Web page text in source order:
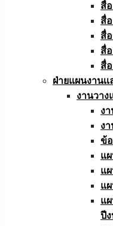
สื่
สื่
สื่
สื่
สื่
ฝ่ายแผนงานเ
งานวาง
ง
ง
ข้
แ
แ
แ
แ
ปี